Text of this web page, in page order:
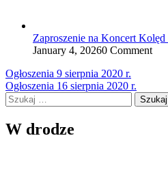
Zaproszenie na Koncert
January 4, 20260 Comment
Nawigacja
wpisu
Ogłoszenia 9 sierpnia 2020 r.
Ogłoszenia 16 sierpnia 2020 r.
Szukaj:
W drodze